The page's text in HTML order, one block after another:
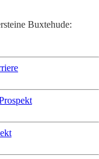
Buxtehude: